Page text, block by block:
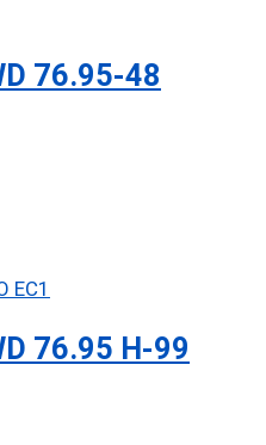
76.95-48
76.95 H-99